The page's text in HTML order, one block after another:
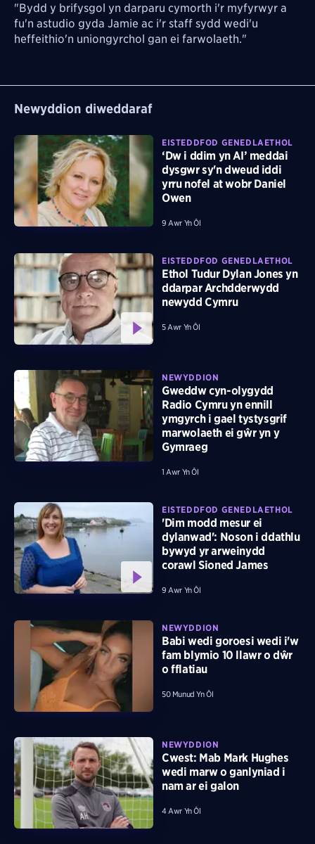
"Bydd y brifysgol yn darparu cymorth i'r myfyrwyr a
fu'n astudio gyda Jamie ac i'r staff sydd wedi'u
heffeithio'n uniongyrchol gan ei farwolaeth."
Newyddion diweddaraf
EISTEDDFOD GENEDLAETHOL
‘Dw i ddim yn AI’ meddai
dysgwr sy'n dweud iddi
yrru nofel at wobr Daniel
Owen
9 Awr Yn Ôl
EISTEDDFOD GENEDLAETHOL
Ethol Tudur Dylan Jones yn
ddarpar Archdderwydd
newydd Cymru
5 Awr Yn Ôl
NEWYDDION
Gweddw cyn-olygydd
Radio Cymru yn ennill
ymgyrch i gael tystysgrif
marwolaeth ei gŵr yn y
Gymraeg
1 Awr Yn Ôl
EISTEDDFOD GENEDLAETHOL
'Dim modd mesur ei
dylanwad': Noson i ddathlu
bywyd yr arweinydd
corawl Sioned James
9 Awr Yn Ôl
NEWYDDION
Babi wedi goroesi wedi i'w
fam blymio 10 llawr o dŵr
o fflatiau
50 Munud Yn Ôl
NEWYDDION
Cwest: Mab Mark Hughes
wedi marw o ganlyniad i
nam ar ei galon
4 Awr Yn Ôl